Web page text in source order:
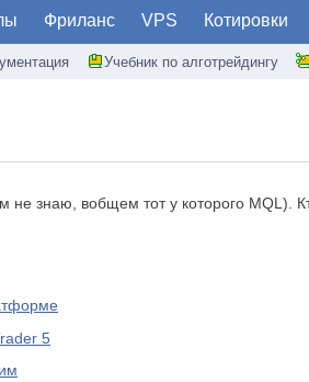
Фриланс VPS Котировки
Учебник по алготрейдингу
знаю, вобщем тот у которого MQL).
5